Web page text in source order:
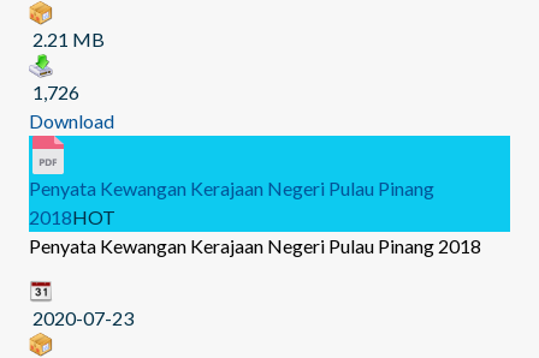
2.21 MB
1,726
Download
Penyata Kewangan Kerajaan Negeri Pulau Pinang
2018HOT
Penyata Kewangan Kerajaan Negeri Pulau Pinang 2018
2020-07-23